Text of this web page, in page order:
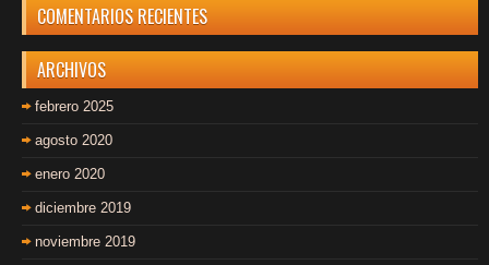
COMENTARIOS RECIENTES
ARCHIVOS
febrero 2025
agosto 2020
enero 2020
diciembre 2019
noviembre 2019